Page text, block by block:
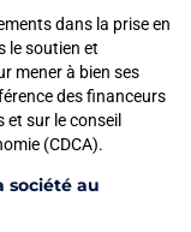
dans la prise en
le soutien et
mener à bien ses
des financeurs
et sur le conseil
(CDCA).
société au